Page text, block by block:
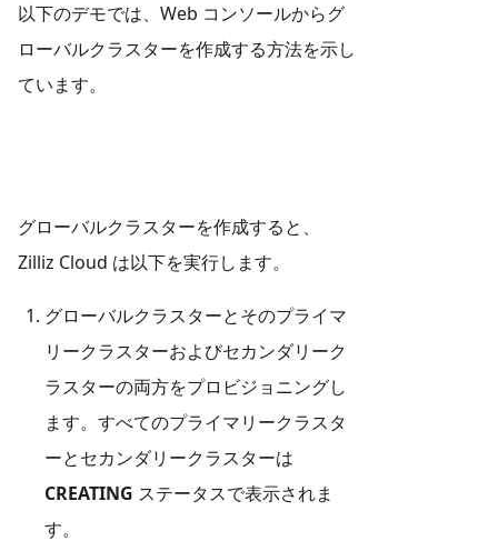
以下のデモでは、Web コンソールからグ
ローバルクラスターを作成する方法を示し
ています。
グローバルクラスターを作成すると、
Zilliz Cloud は以下を実行します。
グローバルクラスターとそのプライマ
リークラスターおよびセカンダリーク
ラスターの両方をプロビジョニングし
ます。すべてのプライマリークラスタ
ーとセカンダリークラスターは
CREATING ステータスで表示されま
す。